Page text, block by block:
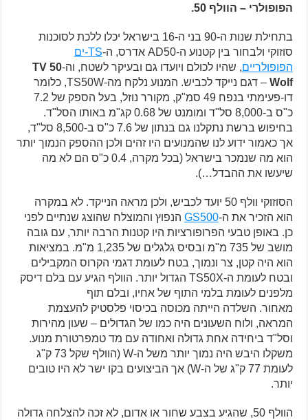
הפופולרי – הוולף 50.
בתחילת שנות ה-90 בני ה-16 בישראל יכלו ללכת לסוכנות
סוזוקי ולבחור בין קטנוע ה-AD50 אדרס, ה-
TS-ים
הפופולריים, שהיו לכולם ויועדו גם ובעיקר לשטח, וה-TV 50
Wolf
– דגם נייקד לכביש. המנוע נלקח מה-TS50W, כלומר
דו-פעימתי בנפח 49 סמ"ק, מקורר נוזל, בעל הספק של 7.2
כ"ס ב-8,000 סל"ד ומומנט של 0.68 קג"מ באותו הסל"ד.
בחיפוש ברשת נתקלנו גם בנתון של 7.6 כ"ס ב-8,500 סל"ד,
אך כאמור ידוע לנו שהמנועים היו זהים ולכן ההספק הנמוך יותר
הוא מה שנמכר בישראל (בכל מקרה, 0.4 כ"ס הם לא מה
שיעשו את ההבדל…).
הסוזוקי וולף 50 יועד לכביש, ולכן מראה הנייקד. לא במקרה
הוא הזכיר את ה-GS500 הנפוץ והמוצלח שהוצג שנתיים לפני
כן. באופן טבעי הפרופורציות היו קטנות הרבה יותר, עם גובה
מושב של 735 מ"מ ובסיס גלגלים של 1,235 מ"מ. במציאות
הוא היה קטן, צר ונמוך, בטח לעומת דגמי הקרוס המקבילים
ובטח לעומת ה-TS50X הגדול יותר. הוולף הגיע עם בלם דיסק
מלפנים לעומת בלמי התוף של אחיו, ובלם תוף
מאחור. השלדה הייתה מכוסה בכיסוי פלסטיק להעצמת
המראה, ולוח השעונים היה כמו של הגדולים – שעון מהירות
וסל"ד ביחידה אחת גדולה ואחודה עם מד טמפרטורת מנוע.
משקלו היבש היה נמוך יותר משל ה-W (הוולף שקל 73 ק"ג
לעומת 77 ק"ג של ה-W) אך הביצועים בקו ישר לא היו טובים
יותר.
הוולף 50, שהגיע בצבע שחור או אדום, לא זכה להצלחה גדולה